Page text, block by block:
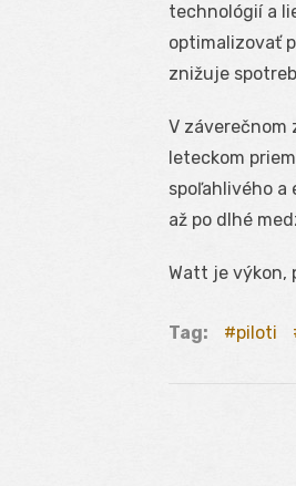
technológií a
optimalizovať
znižuje
V
leteckom
spoľahlivého
až po dlhé
Watt je výkon,
Tag: piloti